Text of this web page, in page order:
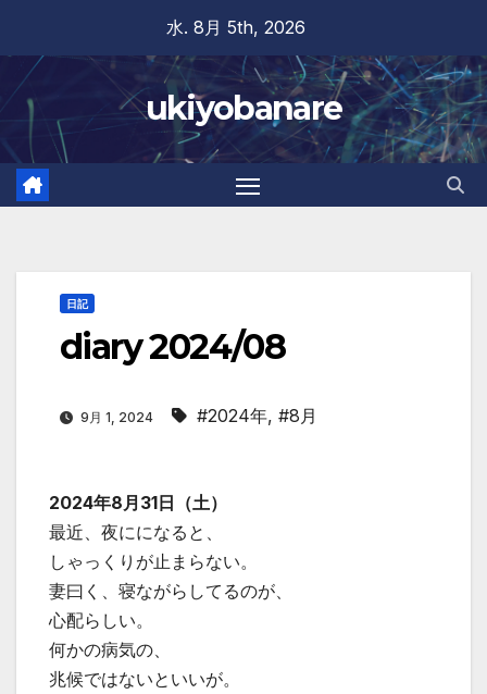
content
水. 8月 5th, 2026
ukiyobanare
日記
diary 2024/08
9月 1, 2024 #2024年, #8月
2024年8月31日（土）
最近、夜にになると、
しゃっくりが止まらない。
妻曰く、寝ながらしてるのが、
心配らしい。
何かの病気の、
兆候ではないといいが。